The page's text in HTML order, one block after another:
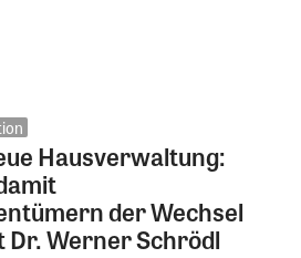
Hausverwaltung:
der Wechsel
Dr. Werner Schrödl